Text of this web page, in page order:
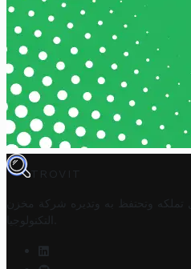
TROVIT
وتحتفظ به وتديره
شركة مخزن
التكنولوجيا